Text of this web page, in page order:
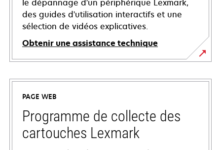
le dépannage d'un périphérique Lexmark,
des guides d'utilisation interactifs et une
sélection de vidéos explicatives.
Obtenir une assistance technique
s’ouvre
dans
nouvel
onglet
PAGE WEB
Programme de collecte des
cartouches Lexmark